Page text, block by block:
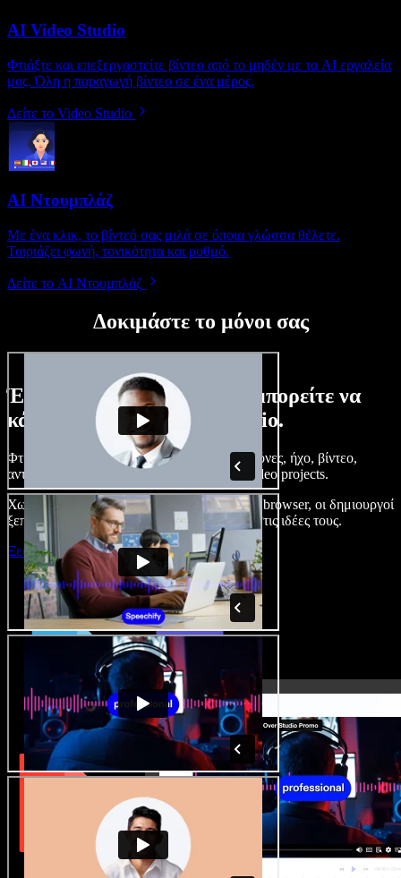
AI Video Studio
Φτιάξτε και επεξεργαστείτε βίντεο από το μηδέν με τα AI εργαλεία
μας. Όλη η παραγωγή βίντεο σε ένα μέρος.
Δείτε το Video Studio
AI Ντουμπλάζ
Με ένα κλικ, το βίντεό σας μιλά σε όποια γλώσσα θέλετε.
Ταιριάζει φωνή, τονικότητα και ρυθμό.
Δείτε το AI Ντουμπλάζ
Δοκιμάστε το μόνοι σας
Ένα μικρό δείγμα από όσα μπορείτε να
κάνετε με το Speechify Studio.
Φτιάξτε voice overs, προσθέστε δωρεάν εικόνες, ήχο, βίντεο,
αντιγραφή φωνής – ολοκληρωμένα audio/video projects.
Χωρίς καμπύλη εκμάθησης και με όλα στον browser, οι δημιουργοί
ξεπερνούν τα κλασικά όρια και δίνουν ζωή στις ιδέες τους.
Ξεκινήστε με το Studio